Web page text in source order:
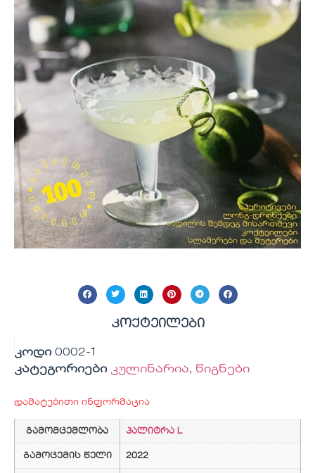
კოქტეილები
კოდი 0002-1
კატეგორიები კულინარია, წიგნები
დამატებითი ინფორმაცია
გამომცემლობა პალიტრა L
გამოცემის წელი 2022